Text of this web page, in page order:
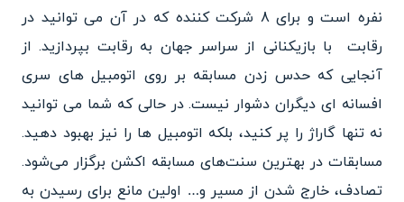
نفره است و برای 8 شرکت کننده که در آن می توانید در
رقابت با بازیکنانی از سراسر جهان به رقابت بپردازید. از
آنجایی که حدس زدن مسابقه بر روی اتومبیل های سری
افسانه ای دیگران دشوار نیست. در حالی که شما می توانید
نه تنها گاراژ را پر کنید، بلکه اتومبیل ها را نیز بهبود دهید.
مسابقات در بهترین سنت‌های مسابقه اکشن برگزار می‌شود.
تصادف، خارج شدن از مسیر و… اولین مانع برای رسیدن به